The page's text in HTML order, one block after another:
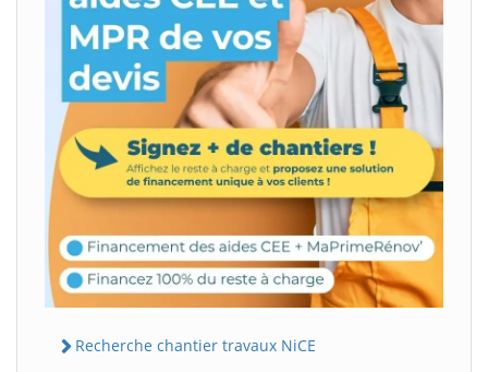
Recherche chantier travaux NiCE